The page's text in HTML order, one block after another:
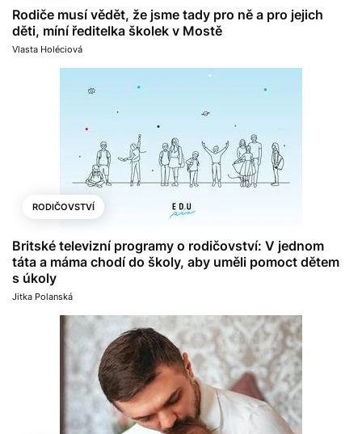
Rodiče musí vědět, že jsme tady pro ně a pro jejich
děti, míní ředitelka školek v Mostě
Vlasta Holéciová
RODIČOVSTVÍ
Britské televizní programy o rodičovství: V jednom
táta a máma chodí do školy, aby uměli pomoct dětem
s úkoly
Jitka Polanská